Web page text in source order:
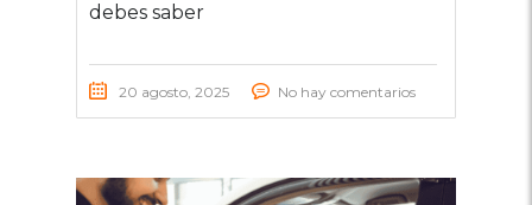
debes saber
20 agosto, 2025 No hay comentarios